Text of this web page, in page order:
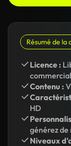
Résumé de la
Licence :
Contenu :
HD
générez de
Niveaux